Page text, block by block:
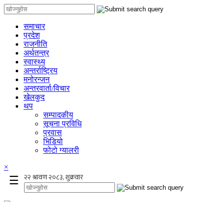
समाचार
प्रदेश
राजनीति
अर्थतन्त्र
स्वास्थ्य
अन्तर्राष्ट्रिय
मनोरन्जन
अन्तरवार्ता/विचार
खेलकुद
थप
सम्पादकीय
सूचना प्रविधि
प्रवास
भिडियो
फोटो ग्यालरी
×
☰